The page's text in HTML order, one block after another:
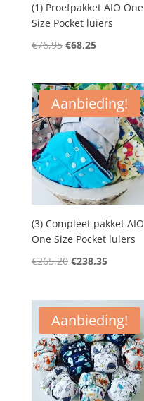
(1) Proefpakket AIO One
Size Pocket luiers
€76,95 Oorspronkelijke
was:
€76,95.
€68,25Huidige
is:
€68,25.
Aanbieding!
(3) Compleet pakket AIO
One Size Pocket luiers
€265,20 Oorspronkelijke
was:
€265,20.
€238,35Huidige
is:
€238,35.
Aanbieding!